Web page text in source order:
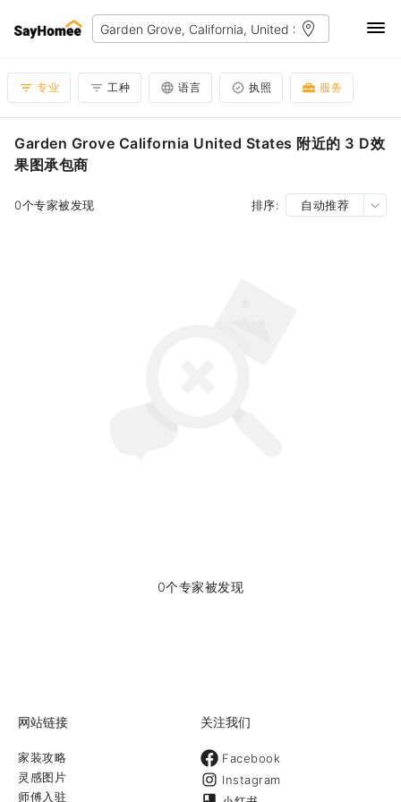
专业 工种 语言 执照 服务
Garden Grove California United States 附近的 3 D效
果图承包商
0个专家被发现 排序: 自动推荐
0个专家被发现
网站链接
家装攻略
灵感图片
师傅入驻
关注我们
Facebook
Instagram